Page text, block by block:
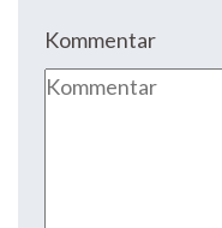
Kommentar